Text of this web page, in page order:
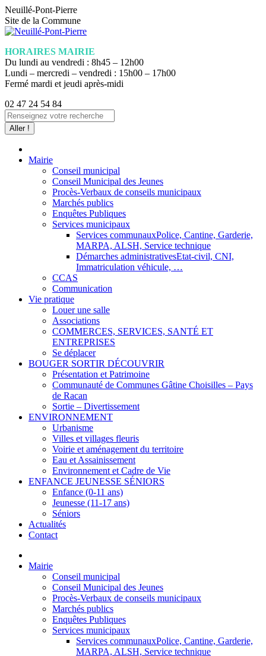
Aller
au
contenu
Neuillé-Pont-Pierre
Site de la Commune
HORAIRES MAIRIE
Du lundi au vendredi : 8h45 – 12h00
Lundi – mercredi – vendredi : 15h00 – 17h00
Fermé mardi et jeudi après-midi
02 47 24 54 84
La
page
Facebook
s'ouvre
dans
Recherche
:
Mairie
Conseil municipal
Conseil Municipal des Jeunes
Procès-Verbaux de conseils municipaux
Marchés publics
Enquêtes Publiques
Services municipaux
Services communauxPolice, Cantine, Garderie,
MARPA, ALSH, Service technique
Démarches administrativesEtat-civil, CNI,
Immatriculation véhicule, …
CCAS
Communication
Vie pratique
Louer une salle
Associations
COMMERCES, SERVICES, SANTÉ ET
ENTREPRISES
Se déplacer
BOUGER SORTIR DÉCOUVRIR
Présentation et Patrimoine
Communauté de Communes Gâtine Choisilles – Pays
de Racan
Sortie – Divertissement
ENVIRONNEMENT
Urbanisme
Villes et villages fleuris
Voirie et aménagement du territoire
Eau et Assainissement
Environnement et Cadre de Vie
ENFANCE JEUNESSE SÉNIORS
Enfance (0-11 ans)
Jeunesse (11-17 ans)
Séniors
Actualités
Contact
Mairie
Conseil municipal
Conseil Municipal des Jeunes
Procès-Verbaux de conseils municipaux
Marchés publics
Enquêtes Publiques
Services municipaux
Services communauxPolice, Cantine, Garderie,
MARPA, ALSH, Service technique